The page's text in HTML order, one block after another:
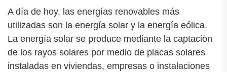
A día de hoy, las energías renovables más
utilizadas son la energía solar y la energía eólica.
La energía solar se produce mediante la captación
de los rayos solares por medio de placas solares
instaladas en viviendas, empresas o instalaciones